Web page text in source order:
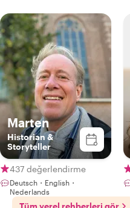
Marten
Historian &
Storyteller
437 değerlendirme
Deutsch・English・
Nederlands
Tüm yerel rehberleri gör